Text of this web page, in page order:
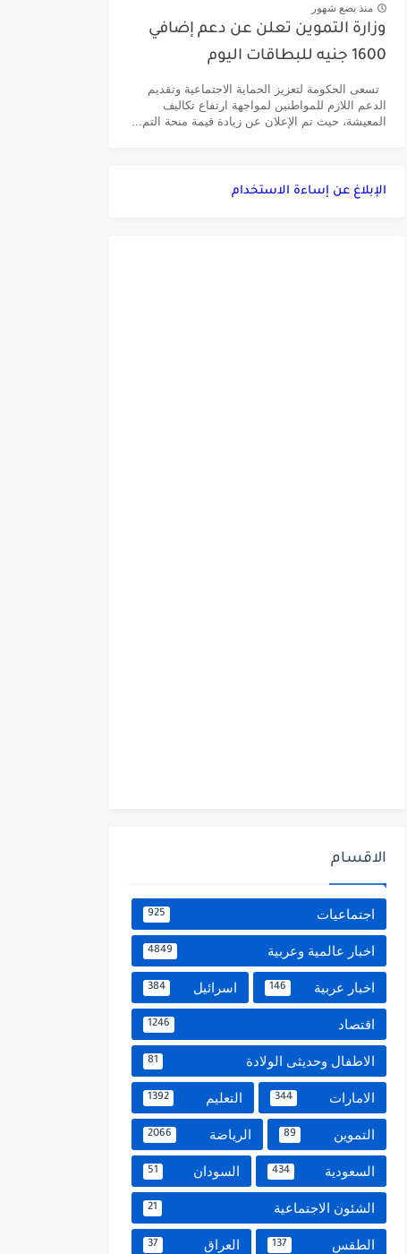
منذ بضع شهور
وزارة التموين تعلن عن دعم إضافي
1600 جنيه للبطاقات اليوم
تسعى الحكومة لتعزيز الحماية الاجتماعية وتقديم
الدعم اللازم للمواطنين لمواجهة ارتفاع تكاليف
المعيشة، حيث تم الإعلان عن زيادة قيمة منحة التم...
الإبلاغ عن إساءة الاستخدام
الاقسام
اجتماعيات 925
اخبار عالمية وعربية 4849
اخبار عربية 146 اسرائيل 384
اقتصاد 1246
الاطفال وحديثى الولادة 81
الامارات 344 التعليم 1392
التموين 89 الرياضة 2066
السعودية 434 السودان 51
الشئون الاجتماعية 21
الطقس 137 العراق 37